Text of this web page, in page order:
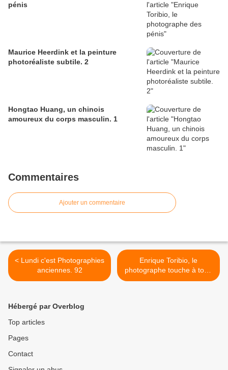
pénis
Maurice Heerdink et la peinture
photoréaliste subtile. 2
Hongtao Huang, un chinois
amoureux du corps masculin. 1
Commentaires
Ajouter un commentaire
< Lundi c'est Photographies
anciennes. 92
Enrique Toribio, le
photographe touche à tout.
3 >
Hébergé par Overblog
Top articles
Pages
Contact